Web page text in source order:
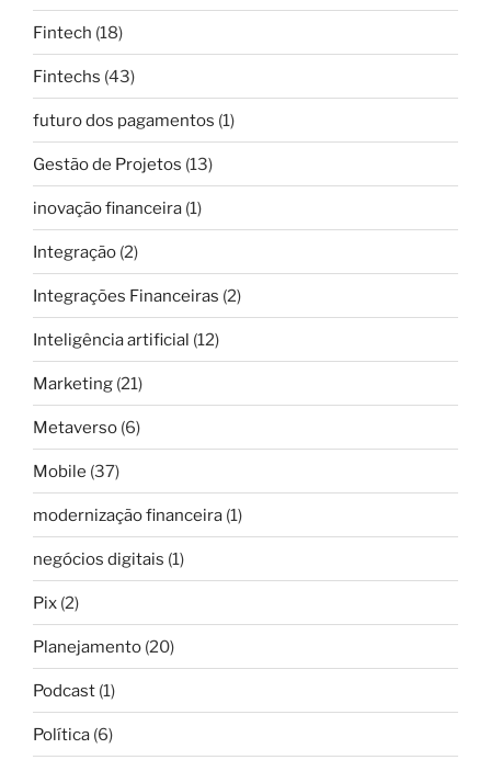
Fintech (18)
Fintechs (43)
futuro dos pagamentos (1)
Gestão de Projetos (13)
inovação financeira (1)
Integração (2)
Integrações Financeiras (2)
Inteligência artificial (12)
Marketing (21)
Metaverso (6)
Mobile (37)
modernização financeira (1)
negócios digitais (1)
Pix (2)
Planejamento (20)
Podcast (1)
Política (6)